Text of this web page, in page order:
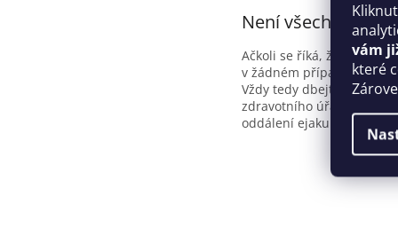
vám
které
Není všechno
Ačkoli se říká, že tonoucí
v žádném případě
Vždy tedy dbejte na to,
zdravotního úřadu.
oddálení ejakulace bez